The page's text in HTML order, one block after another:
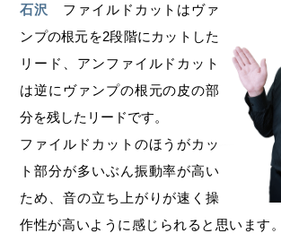
石沢
ファイルドカットはヴァ
ンプの根元を2段階にカットした
リード、アンファイルドカット
は逆にヴァンプの根元の皮の部
分を残したリードです。
ファイルドカットのほうがカッ
ト部分が多いぶん振動率が高い
ため、音の立ち上がりが速く操
作性が高いように感じられると思います